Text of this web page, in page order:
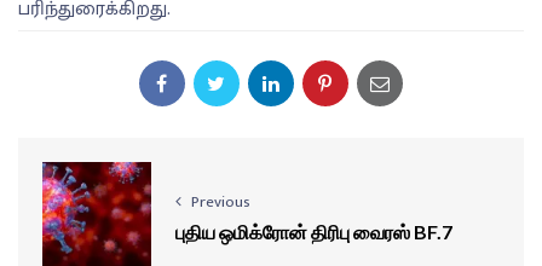
பரிந்துரைக்கிறது.
Previous
புதிய ஒமிக்ரோன் திரிபு வைரஸ் BF.7